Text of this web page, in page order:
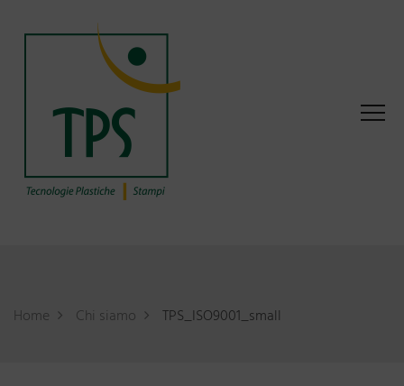
Home Chi siamo TPS_ISO9001_small